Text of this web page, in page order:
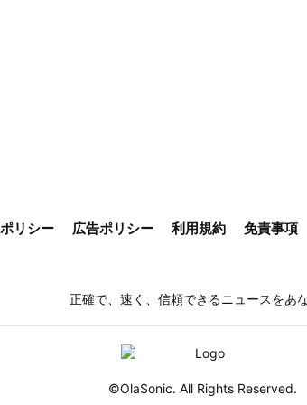
リシー 広告ポリシー 利用規約 免責事項
正確で、速く、信頼できるニュースをあ
©OlaSonic. All Rights Reserved.